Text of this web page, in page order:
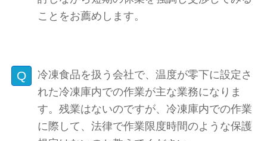
ことをお薦めします。
冷凍食品を扱う会社で、温度が零下に設定さ
れた冷凍庫内での作業が主な業務になりま
す。残業はないのですが、冷凍庫内での作業
に際して、法律で作業限度時間のような保護